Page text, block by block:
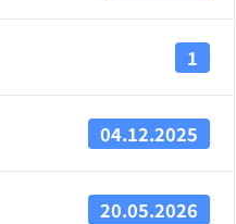
1
04.12.2025
20.05.2026